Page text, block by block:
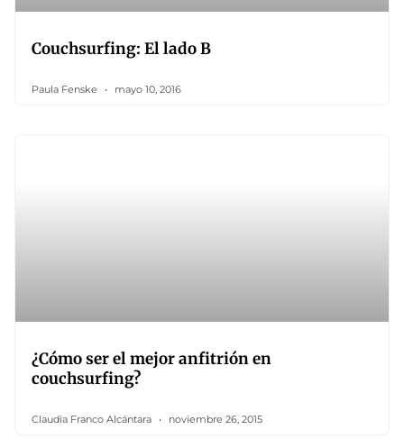
Couchsurfing: El lado B
Paula Fenske mayo 10, 2016
¿Cómo ser el mejor anfitrión en
couchsurfing?
Claudia Franco Alcántara noviembre 26, 2015